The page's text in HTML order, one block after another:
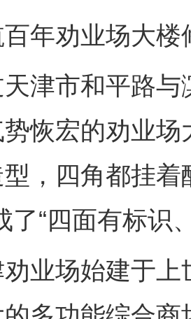
劝业场大楼
市和平路与
恢宏的劝业
，四角都挂
了“四面有标识
场始建于上